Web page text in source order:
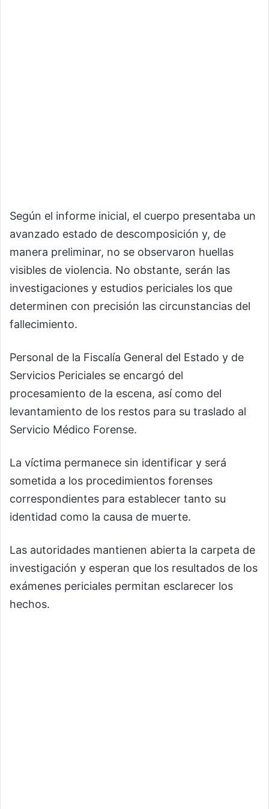
Según el informe inicial, el cuerpo presentaba un
avanzado estado de descomposición y, de
manera preliminar, no se observaron huellas
visibles de violencia. No obstante, serán las
investigaciones y estudios periciales los que
determinen con precisión las circunstancias del
fallecimiento.
Personal de la Fiscalía General del Estado y de
Servicios Periciales se encargó del
procesamiento de la escena, así como del
levantamiento de los restos para su traslado al
Servicio Médico Forense.
La víctima permanece sin identificar y será
sometida a los procedimientos forenses
correspondientes para establecer tanto su
identidad como la causa de muerte.
Las autoridades mantienen abierta la carpeta de
investigación y esperan que los resultados de los
exámenes periciales permitan esclarecer los
hechos.